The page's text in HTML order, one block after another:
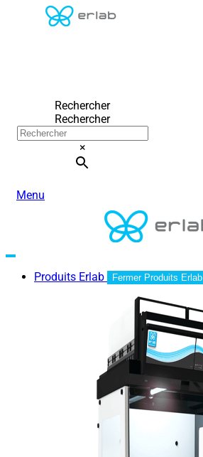
Rechercher
Rechercher
×
Menu
Produits Erlab Fermer Produits Erlab